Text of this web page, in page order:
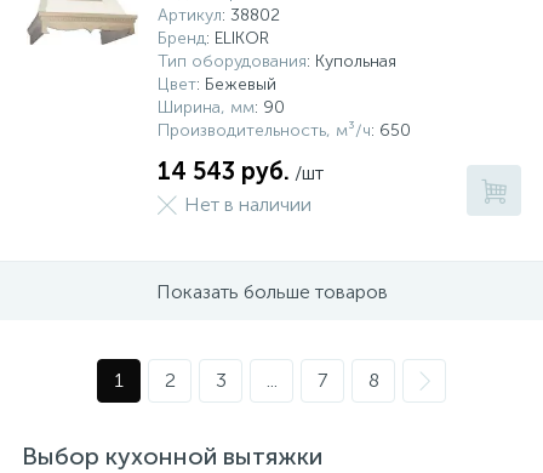
Артикул: 38802
Бренд: ELIKOR
Тип оборудования: Купольная
Цвет: Бежевый
Ширина, мм: 90
Производительность, м³/ч: 650
14 543 руб. /шт
Нет в наличии
Показать больше товаров
1 2 3 ... 7 8
Выбор кухонной вытяжки